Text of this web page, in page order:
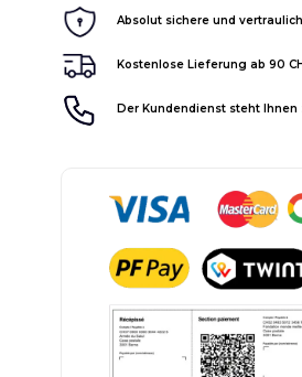
Absolut sichere und
Kostenlose Lieferung ab 90
Der Kundendienst steht Ihnen